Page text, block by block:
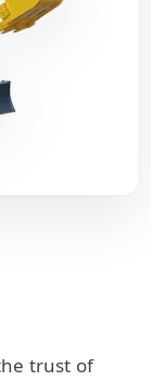
trust of